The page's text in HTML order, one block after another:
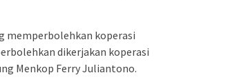
memperbolehkan koperasi
dikerjakan koperasi
Menkop Ferry Juliantono.